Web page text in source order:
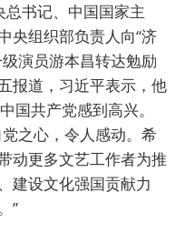
总书记、中国国家主
央组织部负责人向“济
演员游本昌转达勉励
报道，习近平表示，他
国共产党感到高兴。
之心，令人感动。希
动更多文艺工作者为推
建设文化强国贡献力
”